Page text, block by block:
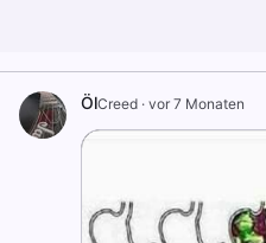
ÖlCreed · vor 7 Monaten